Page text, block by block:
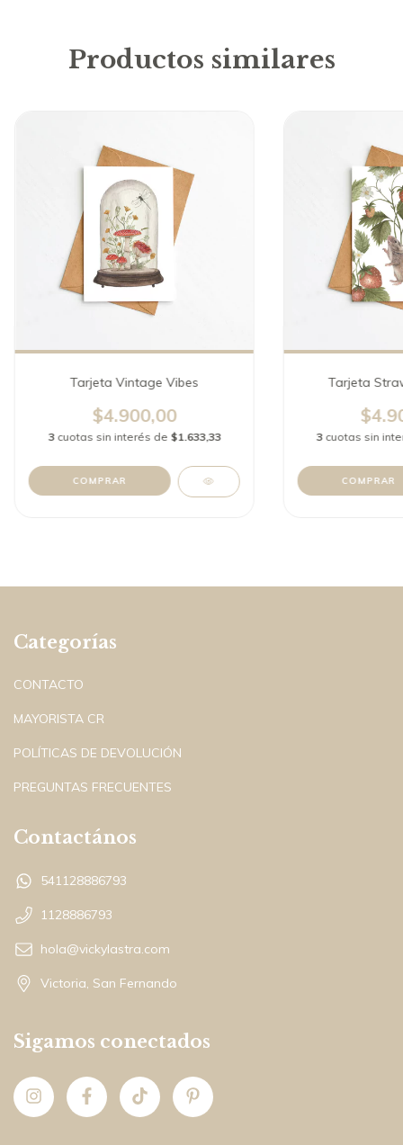
Productos similares
Tarjeta Vintage Vibes
$4.900,00
3 cuotas sin interés de $1.633,33
COMPRAR
Tarjeta
3 cuotas sin
COMPRAR
Categorías
CONTACTO
MAYORISTA CR
POLÍTICAS DE DEVOLUCIÓN
PREGUNTAS FRECUENTES
Contactános
541128886793
1128886793
hola@vickylastra.com
Victoria, San Fernando
Sigamos conectados